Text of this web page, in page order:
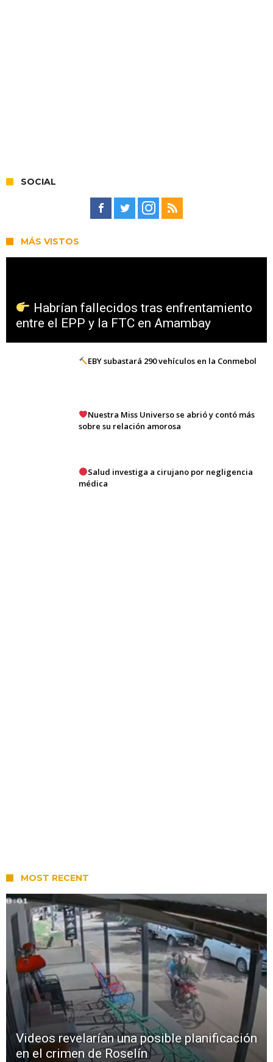
SOCIAL
MÁS VISTOS
Habrían fallecidos tras enfrentamiento
entre el EPP y la FTC en Amambay
EBY subastará 290 vehículos en la Conmebol
Nuestra Miss Universo se abrió y contó más
sobre su relación amorosa
Salud investiga a cirujano por negligencia
médica
MOST RECENT
Videos revelarían una posible planificación
en el crimen de Roselín